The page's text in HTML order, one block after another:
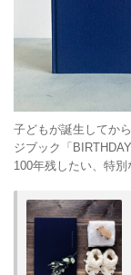
子どもが誕生してか
ジブック「
100年残したい、特別